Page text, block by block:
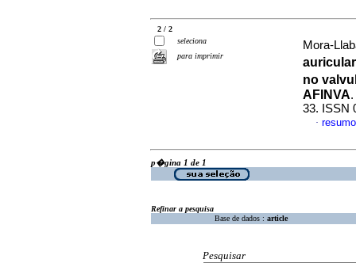
2 / 2
seleciona
para imprimir
Mora-
no
AFINVA.
33. ISSN
·
p�gina 1 de 1
Refinar a pesquisa
Base de dados : article
Pesquisar